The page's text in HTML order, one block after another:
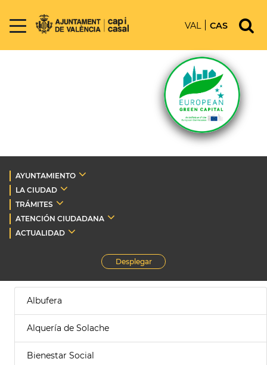
VAL CAS
AYUNTAMIENTO
LA CIUDAD
TRÁMITES
ATENCIÓN CIUDADANA
ACTUALIDAD
Desplegar
Albufera
Alquería de Solache
Bienestar Social